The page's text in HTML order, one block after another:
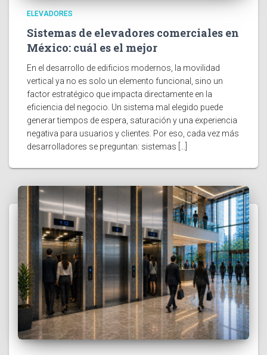
ELEVADORES
Sistemas de elevadores comerciales en
México: cuál es el mejor
En el desarrollo de edificios modernos, la movilidad
vertical ya no es solo un elemento funcional, sino un
factor estratégico que impacta directamente en la
eficiencia del negocio. Un sistema mal elegido puede
generar tiempos de espera, saturación y una experiencia
negativa para usuarios y clientes. Por eso, cada vez más
desarrolladores se preguntan: sistemas […]